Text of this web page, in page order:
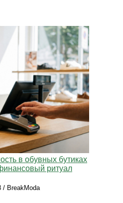
в обувных бутиках
ритуал
/ BreakModa